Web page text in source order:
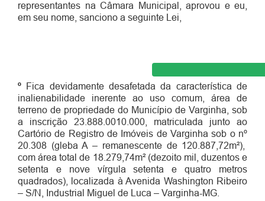
representantes na Câmara Municipal, aprovou e eu,
em seu nome, sanciono a seguinte Lei,
º Fica devidamente desafetada da característica de
inalienabilidade inerente ao uso comum, área de
terreno de propriedade do Município de Varginha, sob
a inscrição 23.888.0010.000, matriculada junto ao
Cartório de Registro de Imóveis de Varginha sob o nº
20.308 (gleba A – remanescente de 120.887,72m²),
com área total de 18.279,74m² (dezoito mil, duzentos e
setenta e nove vírgula setenta e quatro metros
quadrados), localizada à Avenida Washington Ribeiro
– S/N, Industrial Miguel de Luca – Varginha-MG.